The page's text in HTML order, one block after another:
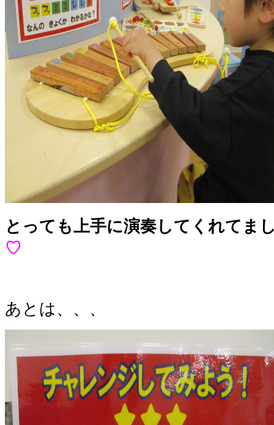
とっても上手に演奏してくれてま
♡
あとは、、、